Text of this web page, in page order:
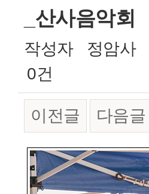
_산사음악회
작성자 정암사
0건
이전글 다음글
본문